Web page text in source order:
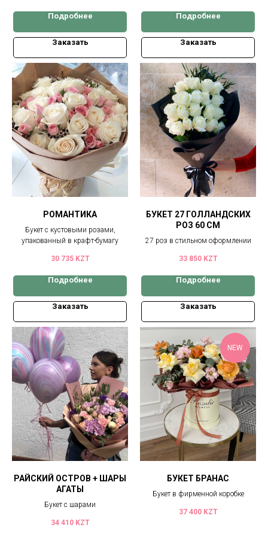
Подробнее
Заказать
Подробнее
Заказать
РОМАНТИКА
Букет с кустовыми розами,
упакованный в крафт-бумагу
30 735 KZT
Подробнее
Заказать
БУКЕТ 27 ГОЛЛАНДСКИХ
РОЗ 60 СМ
27 роз в стильном оформлении
33 850 KZT
Подробнее
Заказать
РАЙСКИЙ ОСТРОВ + ШАРЫ
АГАТЫ
Букет с шарами
34 410 KZT
NEW
БУКЕТ БРАНАС
Букет в фирменной коробке
37 400 KZT